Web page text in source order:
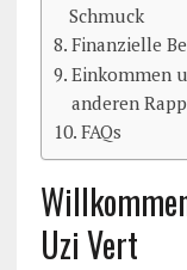
Schmuck
Finanzielle
Einkommen
anderen
FAQs
Uzi Vert